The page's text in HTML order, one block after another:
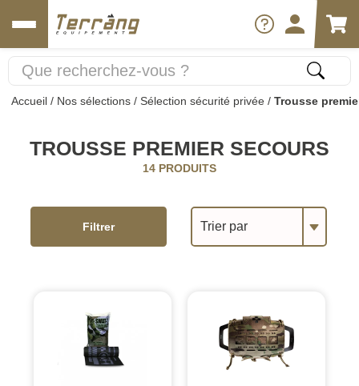
Accueil / Nos sélections / Sélection sécurité privée / Trousse
TROUSSE PREMIER SECOURS
14 PRODUITS
Trier par
Filtrer